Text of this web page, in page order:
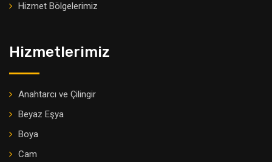
Hizmet Bölgelerimiz
Hizmetlerimiz
Anahtarcı ve Çilingir
Beyaz Eşya
Boya
Cam